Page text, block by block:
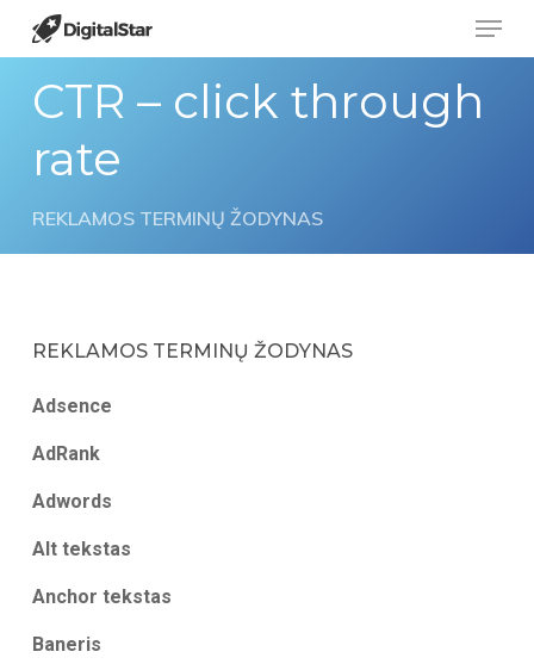
to
main
Menu
CTR – click through
rate
REKLAMOS TERMINŲ ŽODYNAS
REKLAMOS TERMINŲ ŽODYNAS
Adsence
AdRank
Adwords
Alt tekstas
Anchor tekstas
Baneris